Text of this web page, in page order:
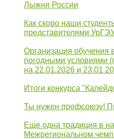
Лыжня России
Как скоро наши
представителями
Организация обучения
погодными условиями
на 22.01.2026 и 23.01
Итоги конкурса
Ты нужен профсоюзу!
Еще одна традиция в
Межрегиональном